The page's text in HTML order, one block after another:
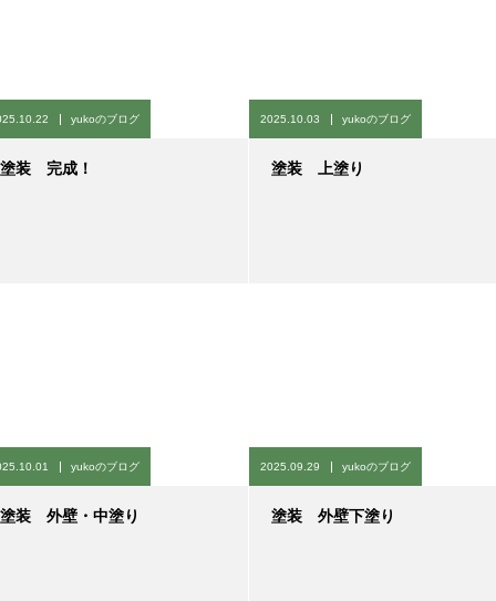
yukoのブログ
塗装 完成！
2025.10.03 yukoのブログ
塗装 上塗り
yukoのブログ
塗装 外壁・中塗り
2025.09.29 yukoのブログ
塗装 外壁下塗り